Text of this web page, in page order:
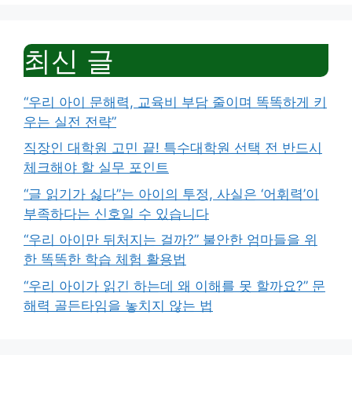
최신 글
“우리 아이 문해력, 교육비 부담 줄이며 똑똑하게 키
우는 실전 전략”
직장인 대학원 고민 끝! 특수대학원 선택 전 반드시
체크해야 할 실무 포인트
“글 읽기가 싫다”는 아이의 투정, 사실은 ‘어휘력’이
부족하다는 신호일 수 있습니다
“우리 아이만 뒤처지는 걸까?” 불안한 엄마들을 위
한 똑똑한 학습 체험 활용법
“우리 아이가 읽긴 하는데 왜 이해를 못 할까요?” 문
해력 골든타임을 놓치지 않는 법